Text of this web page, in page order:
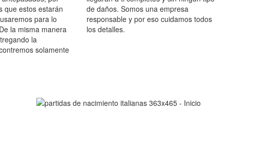
que estos estarán
para lo
la misma manera
la
solamente
de daños. Somos una empresa
responsable y por eso cuidamos todos
los detalles.